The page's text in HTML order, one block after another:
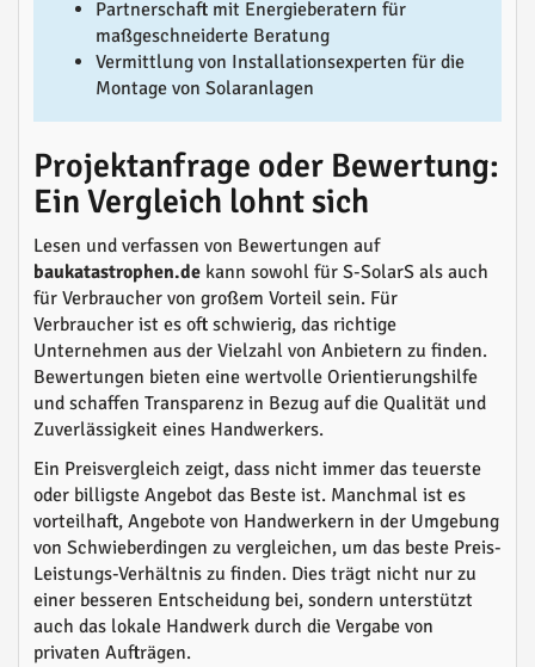
Partnerschaft mit Energieberatern für
maßgeschneiderte Beratung
Vermittlung von Installationsexperten für die
Montage von Solaranlagen
Projektanfrage oder Bewertung:
Ein Vergleich lohnt sich
Lesen und verfassen von Bewertungen auf
baukatastrophen.de kann sowohl für S-SolarS als auch
für Verbraucher von großem Vorteil sein. Für
Verbraucher ist es oft schwierig, das richtige
Unternehmen aus der Vielzahl von Anbietern zu finden.
Bewertungen bieten eine wertvolle Orientierungshilfe
und schaffen Transparenz in Bezug auf die Qualität und
Zuverlässigkeit eines Handwerkers.
Ein Preisvergleich zeigt, dass nicht immer das teuerste
oder billigste Angebot das Beste ist. Manchmal ist es
vorteilhaft, Angebote von Handwerkern in der Umgebung
von Schwieberdingen zu vergleichen, um das beste Preis-
Leistungs-Verhältnis zu finden. Dies trägt nicht nur zu
einer besseren Entscheidung bei, sondern unterstützt
auch das lokale Handwerk durch die Vergabe von
privaten Aufträgen.